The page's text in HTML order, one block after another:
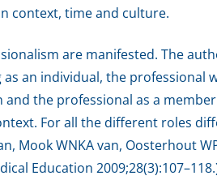
context, time and culture.
are manifested. The
an individual, the professional
the professional as a
For all the different roles
Mook WNKA van, Oosterhout
Education